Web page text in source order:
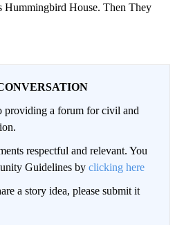
Hummingbird House. Then They
a forum for civil and
respectful and relevant. You
Guidelines by clicking here
a story idea, please submit it